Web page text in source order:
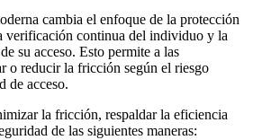
cambia el enfoque de la protección
verificación continua del individuo y la
su acceso. Esto permite a las
o reducir la fricción según el riesgo
de acceso.
la fricción, respaldar la eficiencia
de las siguientes maneras: